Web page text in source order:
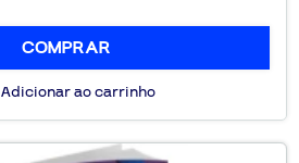
COMPRAR
Adicionar ao carrinho